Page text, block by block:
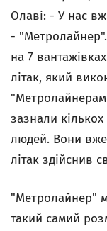
Олаві: - У нас
-
на 7
літак, який
зазнали
людей. Вони вже
літак здійснив
"Метролайнер"
такий самий